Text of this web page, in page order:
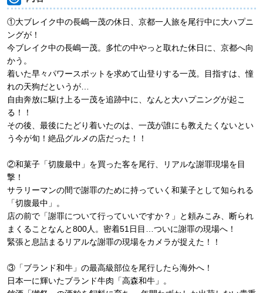
①大ブレイク中の長嶋一茂の休日、京都一人旅を尾行中に大ハプニ
ングが！
今ブレイク中の長嶋一茂。多忙の中やっと取れた休日に、京都へ向
かう。
着いた早々パワースポットを求めて山登りする一茂。目指すは、憧
れの天狗だというが…
自由奔放に駆け上る一茂を追跡中に、なんと大ハプニングが起こ
る！！
その後、最後にたどり着いたのは、一茂が誰にも教えたくないとい
う今が旬！絶品グルメの店だった！！
②和菓子「切腹最中」を買った客を尾行、リアルな謝罪現場を目
撃！
サラリーマンの間で謝罪のために持っていく和菓子として知られる
「切腹最中」。
店の前で「謝罪について行っていいですか？」と頼みこみ、断られ
まくることなんと800人。密着51日目…ついに謝罪の現場へ！
緊張と息詰まるリアルな謝罪の現場をカメラが捉えた！！
③「ブランド和牛」の最高級部位を尾行したら海外へ！
日本一に輝いたブランド牛肉「高森和牛」。